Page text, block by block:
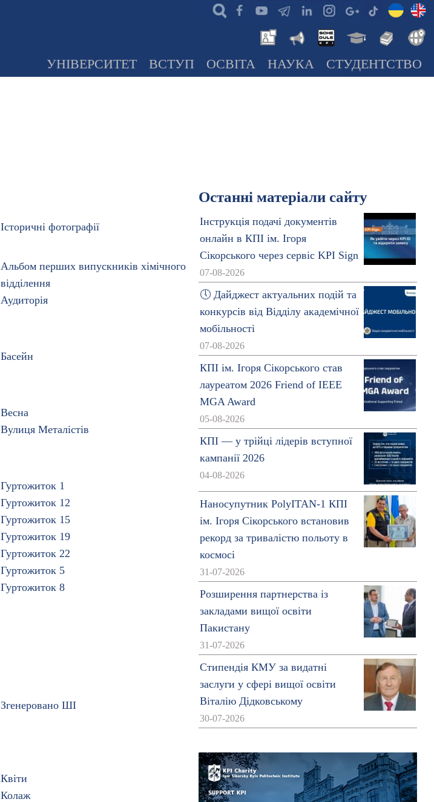
УНІВЕРСИТЕТ ВСТУП ОСВІТА НАУКА СТУДЕНТСТВО
Історичні фотографії
Альбом перших випускників хімічного
відділення
Аудиторія
Басейн
Весна
Вулиця Металістів
Гуртожиток 1
Гуртожиток 12
Гуртожиток 15
Гуртожиток 19
Гуртожиток 22
Гуртожиток 5
Гуртожиток 8
Згенеровано ШІ
Квіти
Колаж
Останні матеріали сайту
Інструкція подачі документів
онлайн в КПІ ім. Ігоря
Сікорського через сервіс KPI Sign
07-08-2026
🕔 Дайджест актуальних подій та
конкурсів від Відділу академічної
мобільності
07-08-2026
КПІ ім. Ігоря Сікорського став
лауреатом 2026 Friend of IEEE
MGA Award
05-08-2026
КПІ — у трійці лідерів вступної
кампанії 2026
04-08-2026
Наносупутник PolyITAN-1 КПІ
ім. Ігоря Сікорського встановив
рекорд за тривалістю польоту в
космосі
31-07-2026
Розширення партнерства із
закладами вищої освіти
Пакистану
31-07-2026
Стипендія КМУ за видатні
заслуги у сфері вищої освіти
Віталію Дідковському
30-07-2026